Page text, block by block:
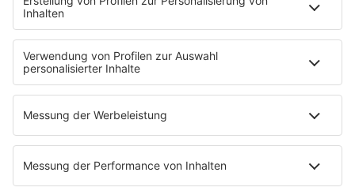
Warenwirtschafssystemen, lösungsorientiertes
Denken, eine sehr strukturierte Arbeitsweise, eine
hohe Service- und Dienstleistungsorientierung sowie
ein ausgeprägtes Kommunikationstalent, hohe
Zuverlässigkeit, Belastbarkeit und Flexibilität runden
das Profil ab. Ansprechpartner im gemeinsamen
des Jobcenters Kreis Wesel: Herr Geldmacher, Tel.
0281 9620 143.